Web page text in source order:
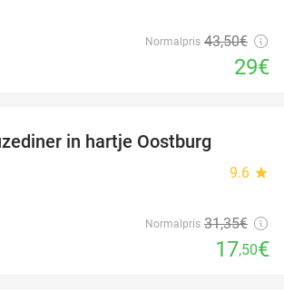
Normalpris 43,50€
29€
in hartje Oostburg
9.6 star
Normalpris 31,35€
17,50€